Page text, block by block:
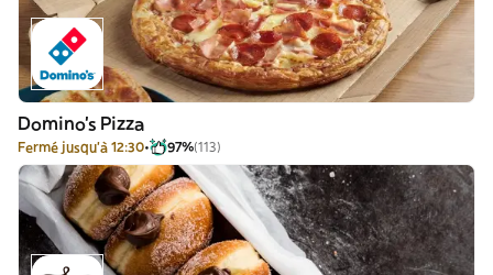
Domino's Pizza
Fermé jusqu'à 12:30 97%(113)